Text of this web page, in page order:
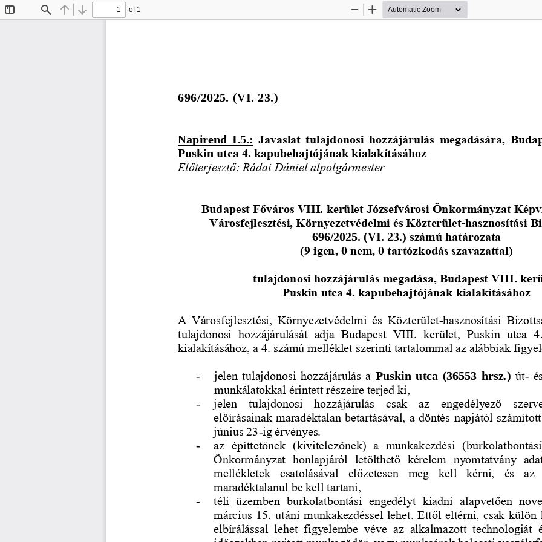
Find Previous
Next
of 1
Zoom
Zoom
696/2025. (VI. 23.)
Napirend  I.5.: Javaslat tulajdonosi hozzájárulás megadására,
Puskin utca 4. kapubehajtójának kialakításához
Előterjesztő: Rádai Dániel alpolgármester
Budapest Főváros VIII. kerület Józsefvárosi Önkormányzat
Városfejlesztési, Környezetvédelmi és Közterület-hasznosítási
696/2025. (VI. 23.) számú határozata
(9 igen, 0 nem, 0 tartózkodás szavazattal)
tulajdonosi hozzájárulás megadása, Budapest VIII.
Puskin utca 4. kapubehajtójának kialakításához
A  Városfejlesztési,  Környezetvédelmi  és  Közterület-hasznosítási
tulajdonosi  hozzájárulását  adja  Budapest  VIII.  kerület,  Puskin  utca
kialakításához , a 4. számú melléklet szerinti tartalommal az alábbiak
- jelen tulajdonosi hozzájárulás a Puskin  utca  (36553  hrsz.) út-
munkálatokkal érintett részeire terjed ki,
-
jelen   tulajdonosi   hozzájárulás   csak   az   engedélyező
előírásainak maradéktalan betartásával, a döntés napjától
június 23-ig érvényes.
-
az  építtetőnek  (kivitelezőnek)  a  munkakezdési
Önkormányzat  honlapjáról  letölthető  kérelem  nyomtatvány
mellékletek  csatolásával  előzetesen  meg  kell  kérni,  és  az
maradéktalanul be kell tartani,
-
téli
üzemben  burkolatbontási  engedélyt  kiadni  alapvetően
március 15. utáni munkakezdéssel lehet. Ettől eltérni, csak külön
elbírálással  lehet  figyelembe  véve  az  alkalmazott  technologiát